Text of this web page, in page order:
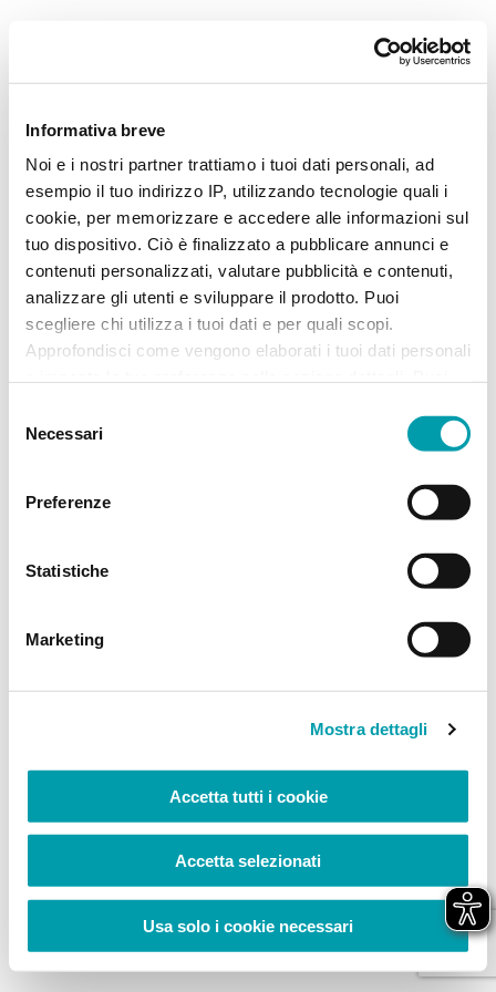
Informativa breve
Noi e i nostri partner trattiamo i tuoi dati personali, ad
esempio il tuo indirizzo IP, utilizzando tecnologie quali i
cookie, per memorizzare e accedere alle informazioni sul
tuo dispositivo. Ciò è finalizzato a pubblicare annunci e
contenuti personalizzati, valutare pubblicità e contenuti,
analizzare gli utenti e sviluppare il prodotto. Puoi
scegliere chi utilizza i tuoi dati e per quali scopi.
Approfondisci come vengono elaborati i tuoi dati personali
momento dalla Dichiarazione sui “
delNecessari
Preferenze
Statistiche
Marketing
Mostra dettagli
Accetta tutti i cookie
Accetta selezionati
Usa solo i cookie necessari
Application error: a client-side exception has occurred (see the
browser console for more information)